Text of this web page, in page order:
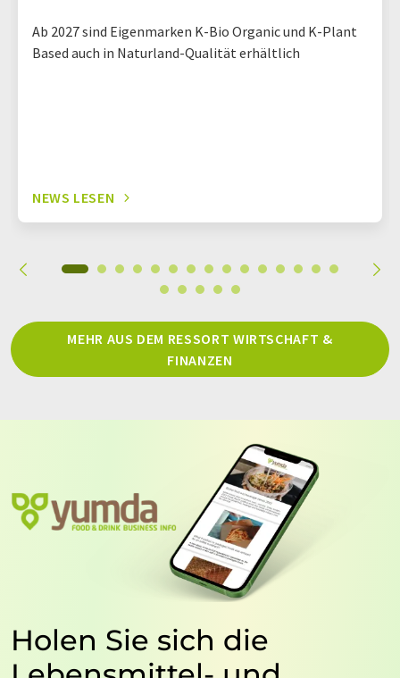
Ab 2027 sind Eigenmarken K-Bio Organic und K-Plant
Based auch in Naturland-Qualität erhältlich
NEWS LESEN
MEHR AUS DEM RESSORT WIRTSCHAFT &
FINANZEN
Holen Sie sich die